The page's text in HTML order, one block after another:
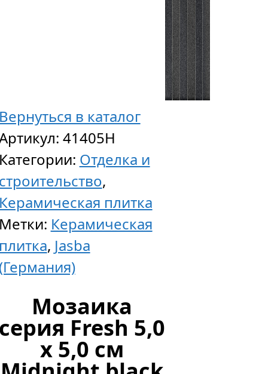
в каталог
41405H
Отделка и
,
плитка
Керамическая
, Jasba
Мозаика
Fresh 5,0
x 5,0 см